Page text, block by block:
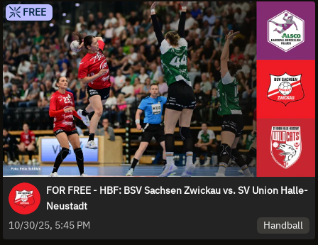
FREE
FOR FREE - HBF: BSV Sachsen Zwickau vs. SV Union Halle-
Neustadt
10/30/25, 5:45 PM
Handball